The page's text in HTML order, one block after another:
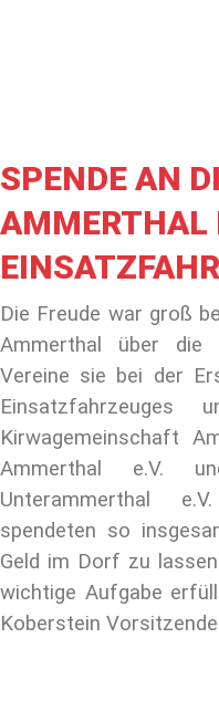
SPENDE AN
AMMERTHAL
Die Freude war groß
Ammerthal über die
Vereine sie bei der
Einsatzfahrzeuges
Kirwagemeinschaft
Ammerthal e.V.
Unterammerthal
spendeten so
Geld im Dorf zu
wichtige Aufgabe
Koberstein